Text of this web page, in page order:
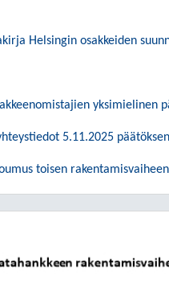
Helsingin osakkeiden
yksimielinen
5.11.2025
toisen